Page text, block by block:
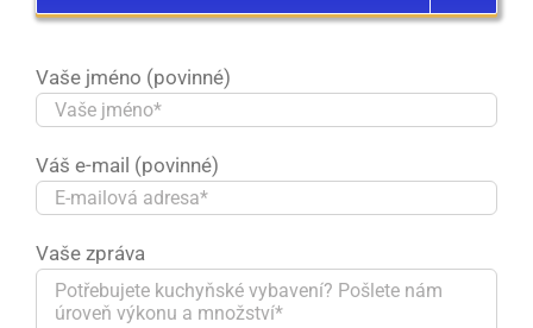
Vaše jméno (povinné)
Váš e-mail (povinné)
Vaše zpráva